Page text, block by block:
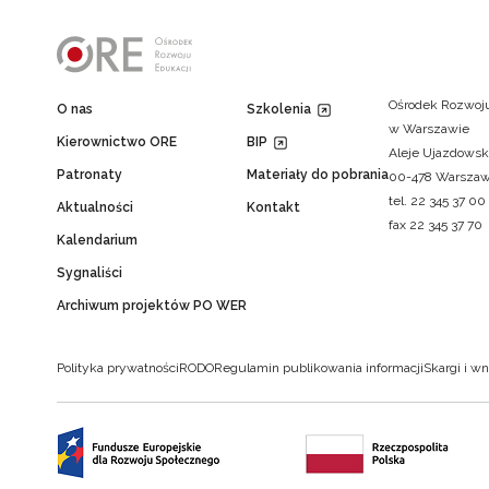
O nas
Kierownictwo ORE
Patronaty
Aktualności
Kalendarium
Sygnaliści
Archiwum projektów PO WER
Szkolenia
BIP
Materiały do pobrania
Kontakt
Ośrodek
w Warszawie
Aleje
00-478
tel. 22 345 37 00
fax 22 345 37 70
Polityka prywatnościRODORegulamin publikowania informacjiSkargi i